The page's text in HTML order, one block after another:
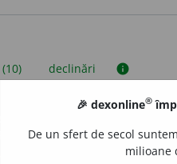
declinări info
sunt compilate de echipa
reordona filele pe pagina
🎉 dexonline®
De un sfert de secol
milioane